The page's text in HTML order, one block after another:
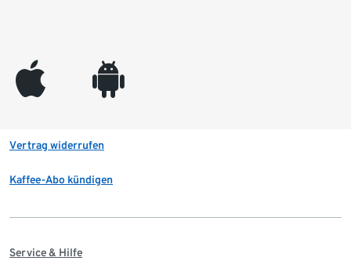
appleinc android
Vertrag widerrufen
Kaffee-Abo kündigen
Service & Hilfe